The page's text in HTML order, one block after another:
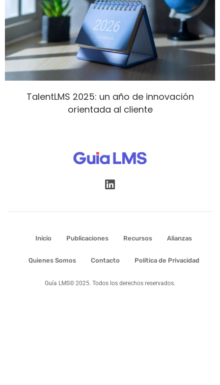
TalentLMS 2025: un año de innovación
orientada al cliente
Inicio Publicaciones Recursos Alianzas
Quienes Somos Contacto Política de Privacidad
Guía LMS© 2025. Todos los derechos reservados.